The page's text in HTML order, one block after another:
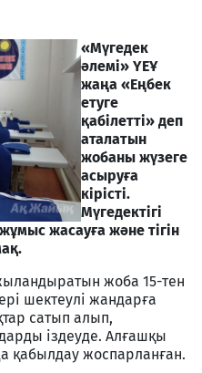
«Мүгедек
әлемі» ҮЕҰ
жаңа «Еңбек
етуге
қабілетті» деп
аталатын
жобаны жүзеге
асыруға
кірісті.
Мүгедектігі
жасауға және тігін
жоба 15-тен
шектеулі жандарға
сатып алып,
іздеуде. Алғашқы
қабылдау жоспарланған.